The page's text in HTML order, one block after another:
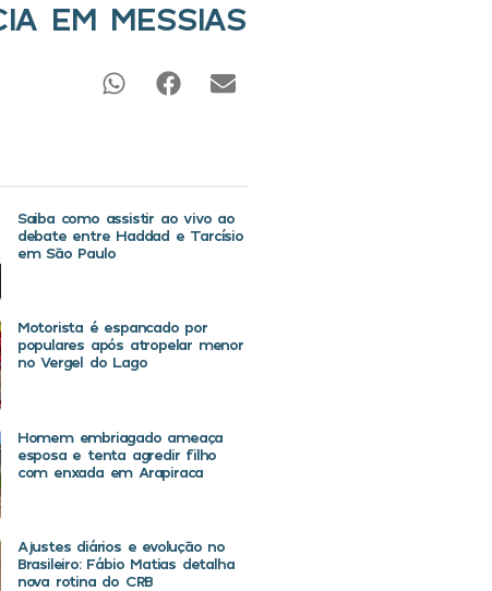
EM MESSIAS
Saiba como assistir ao vivo ao
debate entre Haddad e Tarcísio
em São Paulo
Motorista é espancado por
populares após atropelar menor
no Vergel do Lago
Homem embriagado ameaça
esposa e tenta agredir filho
com enxada em Arapiraca
Ajustes diários e evolução no
Brasileiro: Fábio Matias detalha
nova rotina do CRB